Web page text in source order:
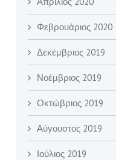
Φεβρουάριος 2020
Δεκέμβριος 2019
Νοέμβριος 2019
Οκτώβριος 2019
Αύγουστος 2019
Ιούλιος 2019